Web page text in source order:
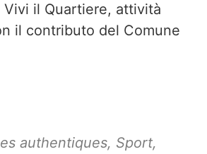
il Quartiere, attività
il contributo del Comune
authentiques, Sport,